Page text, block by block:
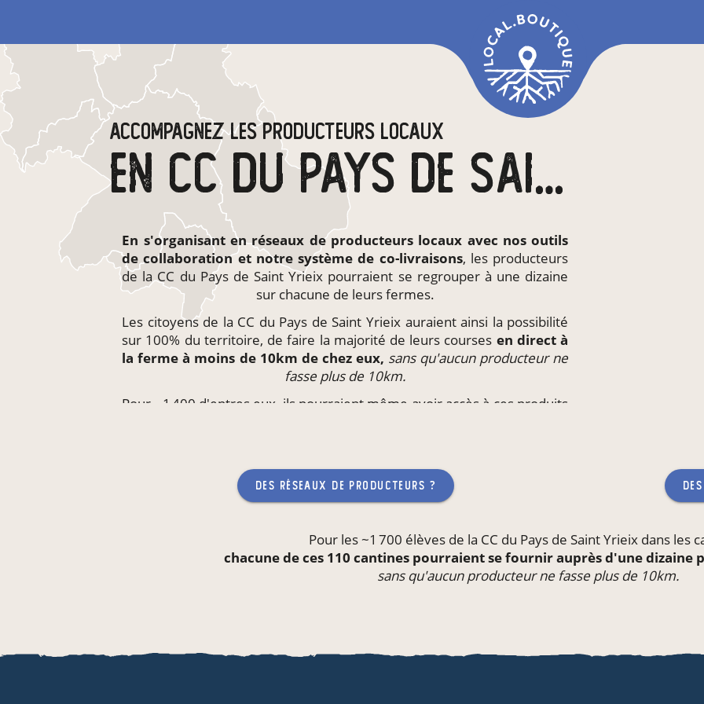
ACCOMPAGNEZ LES PRODUCTEURS LOCAUX
EN CC DU PAYS DE SAINT YRIEIX
En s'organisant enréseaux de producteurs locaux avec nos outils
de collaboration et notre système de co-livraisons, les producteurs
de la CC du Pays de Saint Yrieix pourraient se regrouper à une dizaine
sur chacune de leurs fermes.
Les citoyens de la CC du Pays de Saint Yrieix auraient ainsi la possibilité
sur 100% du territoire, de faire la majorité de leurs courses en direct à
la ferme à moins de 10km de chez eux, sans qu'aucun producteur ne
fasse plus de 10km.
Pour ~1 400 d'entres eux, ils pourraient même avoir accès à ces produits
des réseaux de producteurs ?
Pour les ~1 700 élèves de la CC du Pays de Saint Yrieix dans les
chacune de ces 110 cantines pourraient se fournir auprès d'une dizaine
sans qu'aucun producteur ne fasse plus de 10km.